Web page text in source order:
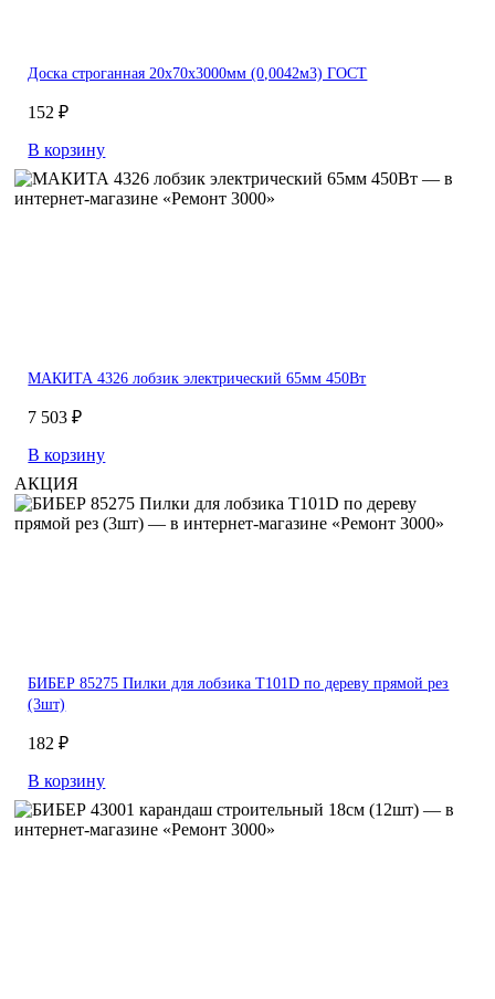
Доска строганная 20х70х3000мм (0,0042м3) ГОСТ
152 ₽
В корзину
МАКИТА 4326 лобзик электрический 65мм 450Вт
7 503 ₽
В корзину
АКЦИЯ
БИБЕР 85275 Пилки для лобзика T101D по дереву прямой рез
(3шт)
182 ₽
В корзину